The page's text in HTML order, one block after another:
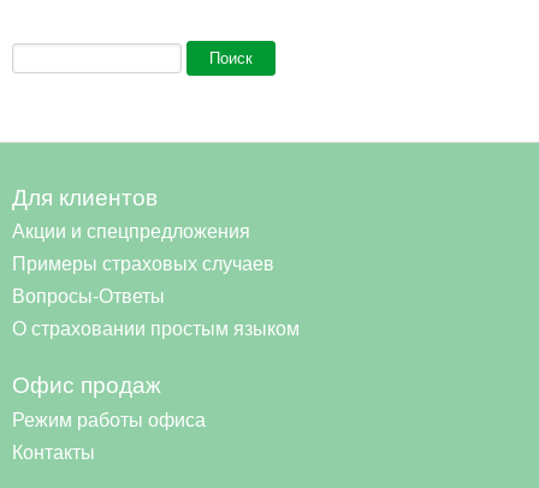
Форма поиска
Поиск
Для клиентов
Акции и спецпредложения
Примеры страховых случаев
Вопросы-Ответы
О страховании простым языком
Офис продаж
Режим работы офиса
Контакты